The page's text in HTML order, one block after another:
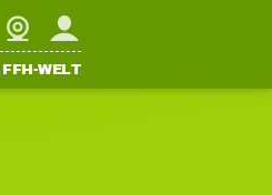
WebcamMein FFH
FFH-WELT